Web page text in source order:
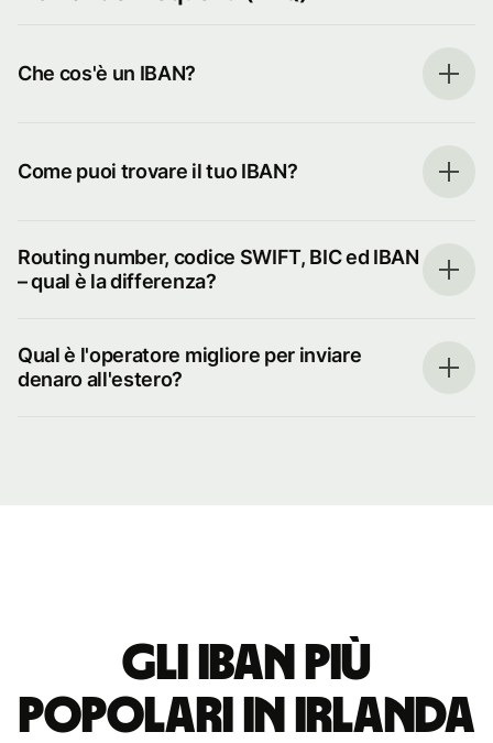
Che cos'è un IBAN?
Come puoi trovare il tuo IBAN?
Routing number, codice SWIFT, BIC ed IBAN
– qual è la differenza?
Qual è l'operatore migliore per inviare
denaro all'estero?
Gli IBAN più
popolari in Irlanda